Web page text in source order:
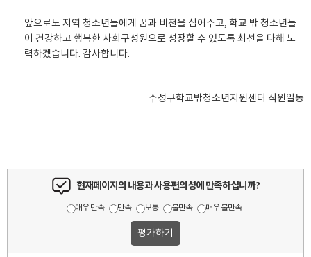
앞으로도 지역 청소년들에게 꿈과 비전을 심어주고, 학교 밖 청소년들
이 건강하고 행복한 사회구성원으로 성장할 수 있도록 최선을 다해 노
력하겠습니다. 감사합니다.
수성구학교밖청소년지원센터 직원일동
현재페이지의 내용과 사용편의성에 만족하십니까?
매우 만족 만족 보통 불만족 매우 불만족